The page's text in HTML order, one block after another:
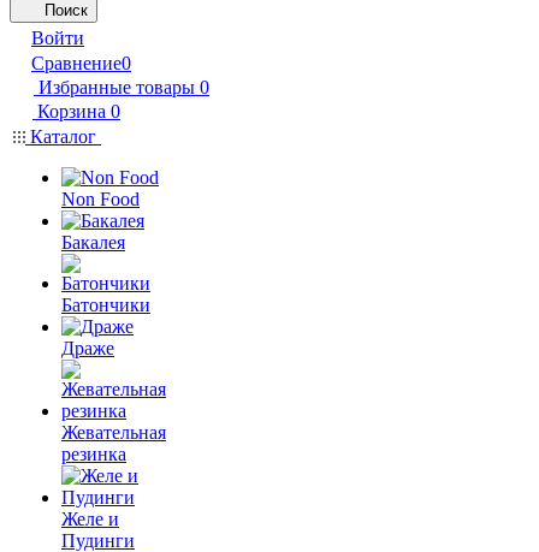
Поиск
Войти
Сравнение0
Избранные товары 0
Корзина 0
Каталог
Non Food
Бакалея
Батончики
Драже
Жевательная
резинка
Желе и
Пудинги